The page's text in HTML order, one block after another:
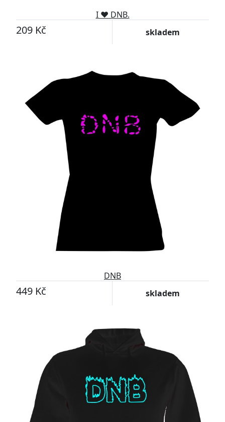
I ♥ DNB.
209 Kč skladem
DNB
449 Kč skladem